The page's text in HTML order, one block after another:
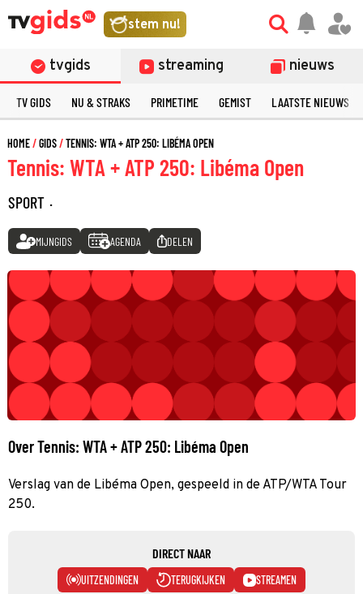
stem nu!
tvgids streaming nieuws
TV GIDS NU & STRAKS PRIMETIME GEMIST LAATSTE NIEUWS
HOME GIDS TENNIS: WTA + ATP 250: LIBÉMA OPEN
Tennis: WTA + ATP 250: Libéma Open
SPORT ·
MIJNGIDS AGENDA DELEN
Over Tennis: WTA + ATP 250: Libéma Open
Verslag van de Libéma Open, gespeeld in de ATP/WTA Tour
250.
DIRECT NAAR
UITZENDINGEN TERUGKIJKEN STREAMEN